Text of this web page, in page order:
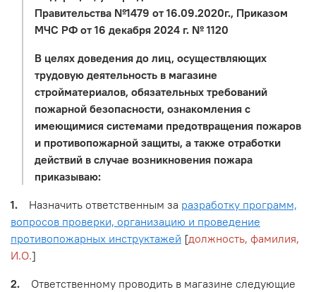
Правительства №1479 от 16.09.2020г., Приказом
МЧС РФ от 16 декабря 2024 г. № 1120
В целях доведения до лиц, осуществляющих
трудовую деятельность в магазине
стройматериалов, обязательных требований
пожарной безопасности, ознакомления с
имеющимися системами предотвращения пожаров
и противопожарной защиты, а также отработки
действий в случае возникновения пожара
приказываю:
1. Назначить ответственным за разработку программ,
вопросов проверки, организацию и проведение
противопожарных инструктажей [должность, фамилия,
И.О.]
2. Ответственному проводить в магазине следующие